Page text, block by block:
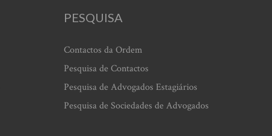
PESQUISA
Contactos da Ordem
Pesquisa de Contactos
Pesquisa de Advogados Estagiários
Pesquisa de Sociedades de Advogados